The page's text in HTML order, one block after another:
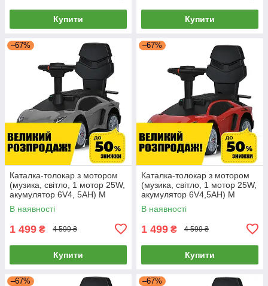
Купити Купити
–67%
Каталка-толокар з мотором
(музика, світло, 1 мотор 25W,
акумулятор 6V4, 5AH) M
5777EBL-11 Сірий
В наявності
1 499 ₴ 4 599 ₴
Купити
–67%
Каталка-толокар з мотором
(музика, світло, 1 мотор 25W,
акумулятор 6V4,5AH) M
5777EBL-3 Червоний
В наявності
1 499 ₴ 4 599 ₴
Купити
–67% –67%